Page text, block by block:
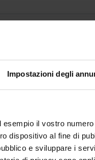
Impostazioni degli
il vostro
dispositivo al fine di
e sviluppare i
3039519